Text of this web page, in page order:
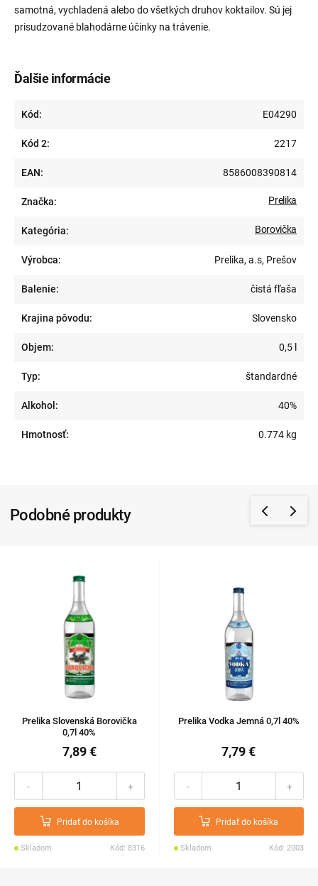
Ďalšie informácie
Kód: E04290
Kód 2: 2217
EAN: 8586008390814
Značka: Prelika
Kategória: Borovička
Výrobca: Prelika, a.s, Prešov
Balenie: čistá fľaša
Krajina pôvodu: Slovensko
Objem: 0,5 l
Typ: štandardné
Alkohol: 40%
Hmotnosť: 0.774 kg
samotná, vychladená alebo do všetkých druhov koktailov. Sú jej
prisudzované blahodárne účinky na trávenie.
Podobné produkty
Prelika Slovenská Borovička
0,7l 40%
7,89 €
- +
Pridať do košíka
Skladom Kód: 8316
Prelika Vodka Jemná 0,7l 40%
7,79 €
- +
Pridať do košíka
Skladom Kód: 2003